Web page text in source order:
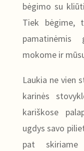
bėgimo su
Tiek bėgime,
pamatinėmis
mokome ir
Laukia ne vien
karinės
kariškose
ugdys savo
pat skiriame